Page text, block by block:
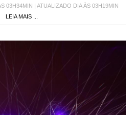
03H34MIN | ATUALIZADO DIA ÀS 03H19MIN
LEIA MAIS ...